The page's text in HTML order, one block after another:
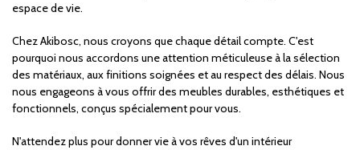
espace de vie.
Chez Akibosc, nous croyons que chaque détail compte. C'est
pourquoi nous accordons une attention méticuleuse à la sélection
des matériaux, aux finitions soignées et au respect des délais. Nous
nous engageons à vous offrir des meubles durables, esthétiques et
fonctionnels, conçus spécialement pour vous.
N'attendez plus pour donner vie à vos rêves d'un intérieur